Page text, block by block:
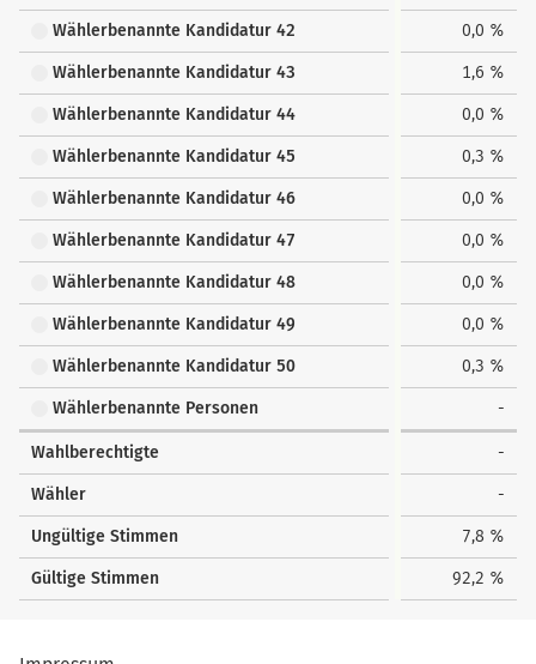
Wählerbenannte Kandidatur 42 0,0 %
Wählerbenannte Kandidatur 43 1,6 %
Wählerbenannte Kandidatur 44 0,0 %
Wählerbenannte Kandidatur 45 0,3 %
Wählerbenannte Kandidatur 46 0,0 %
Wählerbenannte Kandidatur 47 0,0 %
Wählerbenannte Kandidatur 48 0,0 %
Wählerbenannte Kandidatur 49 0,0 %
Wählerbenannte Kandidatur 50 0,3 %
Wählerbenannte Personen -
Wahlberechtigte -
Wähler -
Ungültige Stimmen 7,8 %
Gültige Stimmen 92,2 %